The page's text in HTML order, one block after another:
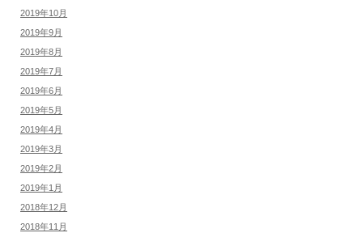
2019年10月
2019年9月
2019年8月
2019年7月
2019年6月
2019年5月
2019年4月
2019年3月
2019年2月
2019年1月
2018年12月
2018年11月